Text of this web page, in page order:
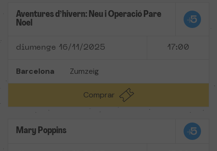
Aventures d’hivern: Neu i Operació Pare
Noel
diumenge 16/11/2025 17:00
Barcelona Zumzeig
Comprar
Mary Poppins